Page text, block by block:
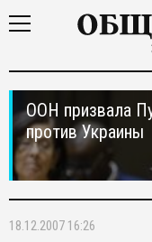
ООН призвала
против Украины
18.12.2007 16:26